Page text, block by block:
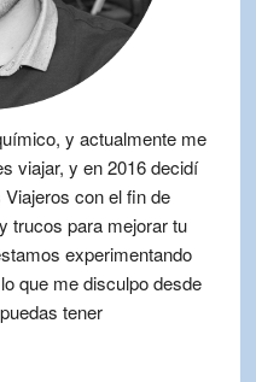
y actualmente me
viajar, y en 2016 decidí
con el fin de
trucos para mejorar tu
experimentando
que me disculpo desde
tener